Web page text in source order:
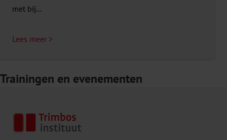
met bij...
Lees meer >
Trainingen en evenementen